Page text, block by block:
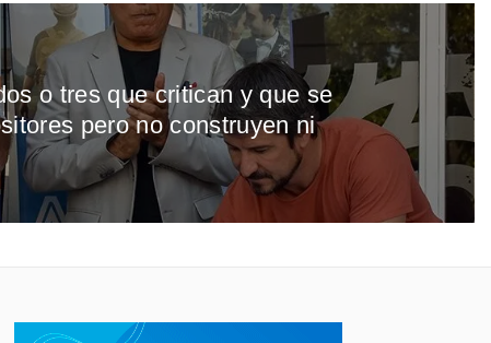
o tres que critican y que se
pero no construyen ni